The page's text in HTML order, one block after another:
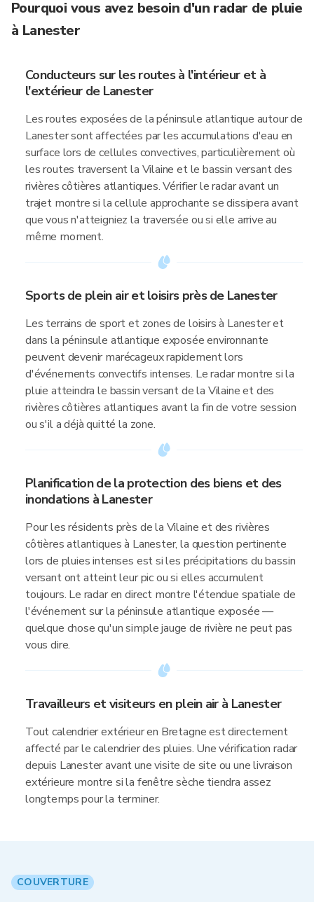
Pourquoi vous avez besoin d'un radar de pluie
à Lanester
Conducteurs sur les routes à l'intérieur et à
l'extérieur de Lanester
Les routes exposées de la péninsule atlantique autour de
Lanester sont affectées par les accumulations d'eau en
surface lors de cellules convectives, particulièrement où
les routes traversent la Vilaine et le bassin versant des
rivières côtières atlantiques. Vérifier le radar avant un
trajet montre si la cellule approchante se dissipera avant
que vous n'atteigniez la traversée ou si elle arrive au
même moment.
Sports de plein air et loisirs près de Lanester
Les terrains de sport et zones de loisirs à Lanester et
dans la péninsule atlantique exposée environnante
peuvent devenir marécageux rapidement lors
d'événements convectifs intenses. Le radar montre si la
pluie atteindra le bassin versant de la Vilaine et des
rivières côtières atlantiques avant la fin de votre session
ou s'il a déjà quitté la zone.
Planification de la protection des biens et des
inondations à Lanester
Pour les résidents près de la Vilaine et des rivières
côtières atlantiques à Lanester, la question pertinente
lors de pluies intenses est si les précipitations du bassin
versant ont atteint leur pic ou si elles accumulent
toujours. Le radar en direct montre l'étendue spatiale de
l'événement sur la péninsule atlantique exposée —
quelque chose qu'un simple jauge de rivière ne peut pas
vous dire.
Travailleurs et visiteurs en plein air à Lanester
Tout calendrier extérieur en Bretagne est directement
affecté par le calendrier des pluies. Une vérification radar
depuis Lanester avant une visite de site ou une livraison
extérieure montre si la fenêtre sèche tiendra assez
longtemps pour la terminer.
COUVERTURE